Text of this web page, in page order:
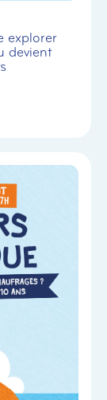
explorer
devient